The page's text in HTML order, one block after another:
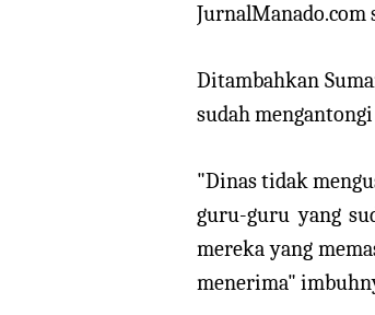
JurnalManado.com
Ditambahkan
sudah
"Dinas tidak
guru-guru yang
mereka yang
menerima"